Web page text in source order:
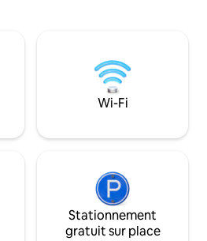
luxueux que
journée de
tenter ceux qui
!
Je me réjouis de
Neubacher
Wi-Fi
Stationnement
gratuit sur place